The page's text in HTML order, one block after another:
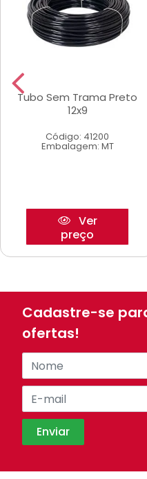
Tubo Sem Trama Preto
12x9
Código: 41200
Embalagem: MT
Ver
preço
Cadastre-se
ofertas!